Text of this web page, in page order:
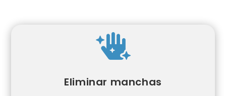

Eliminar manchas